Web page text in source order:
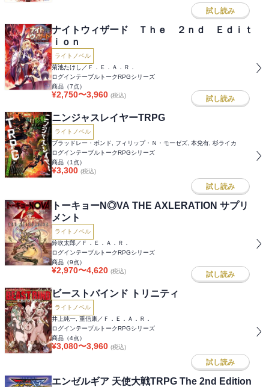
試し読み
ナイトウィザード Ｔｈｅ ２ｎｄ Ｅｄｉｔ
ｉｏｎ
ライトノベル
菊池たけし／Ｆ．Ｅ．Ａ．Ｒ．
ログインテーブルトークRPGシリーズ
商品（7点）
¥2,750〜3,960 (税込) 試し読み
ニンジャスレイヤーTRPG
ライトノベル
ブラッドレー・ボンド, フィリップ・Ｎ・モーゼズ, 本兌有, 杉ライカ
ログインテーブルトークRPGシリーズ
商品（1 点）
¥3,300 (税込)
試し読み
トーキョーN◎VA THE AXLERATION サプリ
メント
ライトノベル
鈴吹太郎／Ｆ．Ｅ．Ａ．Ｒ．
ログインテーブルトークRPGシリーズ
商品（9点）
¥2,970〜4,620 (税込) 試し読み
ビーストバインド トリニティ
ライトノベル
井上純一, 重信康／Ｆ．Ｅ．Ａ．Ｒ．
ログインテーブルトークRPGシリーズ
商品（4点）
¥3,080〜3,960 (税込)
試し読み
エンゼルギア 天使大戦TRPG The 2nd Edition